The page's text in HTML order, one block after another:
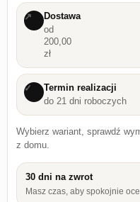
↗
Dostawa
od
200,00
zł
✓
Termin realizacji
do 21 dni roboczych
Wybierz wariant, sprawdź
z domu.
30 dni na zwrot
Masz czas, aby spokojnie